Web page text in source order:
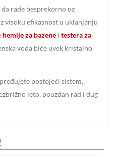
rade besprekorno uz
visoku efikasnost u uklanjanju
hemije za bazene i testera za
voda biće uvek kristalno
postojeći sistem,
leto, pouzdan rad i dug